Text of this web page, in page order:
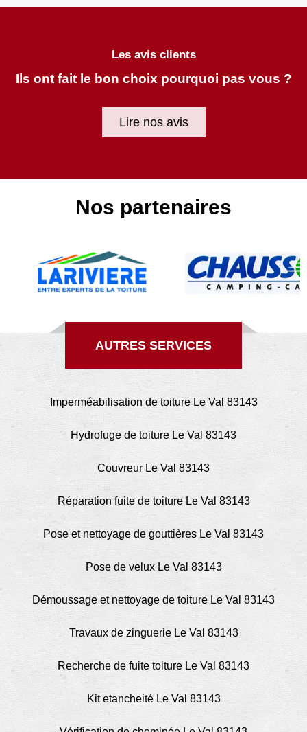
Les avis clients
Ils ont fait le bon choix pourquoi pas vous ?
Lire nos avis
Nos partenaires
AUTRES SERVICES
Imperméabilisation de toiture Le Val 83143
Hydrofuge de toiture Le Val 83143
Couvreur Le Val 83143
Réparation fuite de toiture Le Val 83143
Pose et nettoyage de gouttières Le Val 83143
Pose de velux Le Val 83143
Démoussage et nettoyage de toiture Le Val 83143
Travaux de zinguerie Le Val 83143
Recherche de fuite toiture Le Val 83143
Kit etancheité Le Val 83143